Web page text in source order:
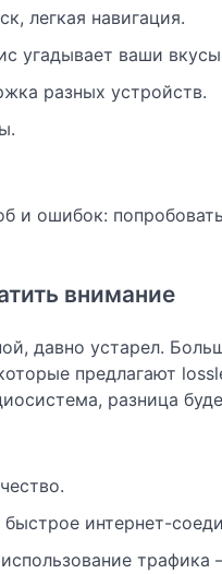
легкая навигация.
угадывает ваши
разных устройств.
ошибок:
внимание
давно устарел.
предлагают
разница
интернет-